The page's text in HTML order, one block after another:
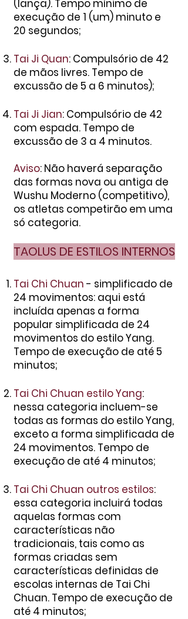
(lança). Tempo mínimo de
execução de 1 (um) minuto e
20 segundos;
Tai Ji Quan: Compulsório de 42
de mãos livres. Tempo de
excussão de 5 a 6 minutos);
Tai Ji Jian: Compulsório de 42
com espada. Tempo de
excussão de 3 a 4 minutos.
Aviso: Não haverá separação
das formas nova ou antiga de
Wushu Moderno (competitivo),
os atletas competirão em uma
só categoria.
TAOLUS DE ESTILOS INTERNOS
Tai Chi Chuan - simplificado de
24 movimentos: aqui está
incluída apenas a forma
popular simplificada de 24
movimentos do estilo Yang.
Tempo de execução de até 5
minutos;
Tai Chi Chuan estilo Yang:
nessa categoria incluem-se
todas as formas do estilo Yang,
exceto a forma simplificada de
24 movimentos. Tempo de
execução de até 4 minutos;
Tai Chi Chuan outros estilos:
essa categoria incluirá todas
aquelas formas com
características não
tradicionais, tais como as
formas criadas sem
características definidas de
escolas internas de Tai Chi
Chuan. Tempo de execução de
até 4 minutos;